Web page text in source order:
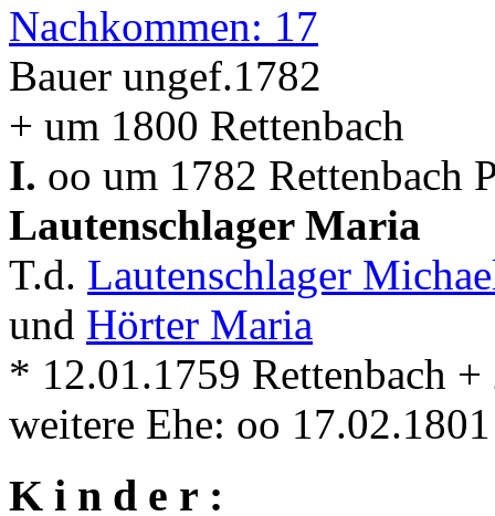
Nachkommen: 17
Bauer ungef.1782
+ um 1800 Rettenbach
I. oo um 1782 Rettenbach
Lautenschlager Maria
T.d. Lautenschlager
und Hörter Maria
* 12.01.1759 Rettenbach
weitere Ehe: oo
K i n d e r :